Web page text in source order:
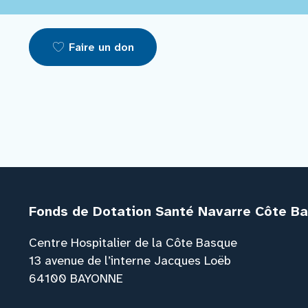
Faire un don
Fonds de Dotation Santé Navarre Côte
Centre Hospitalier de la Côte Basque
13 avenue de l’interne Jacques Loëb
64100 BAYONNE